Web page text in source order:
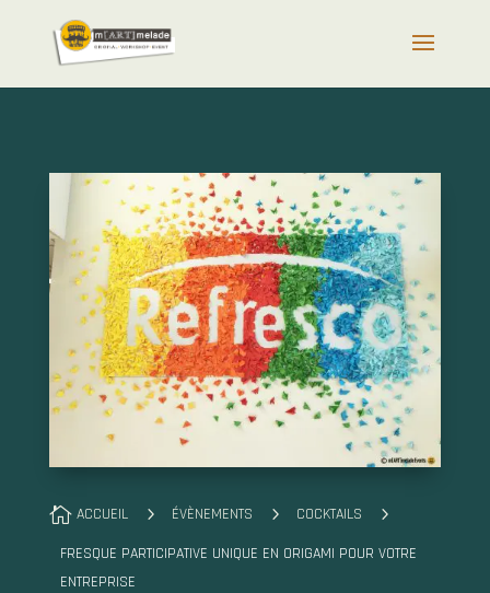
 ACCUEIL 5 ÉVÈNEMENTS 5 COCKTAILS 5
FRESQUE PARTICIPATIVE UNIQUE EN ORIGAMI POUR VOTRE
ENTREPRISE